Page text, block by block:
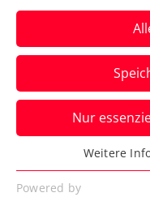
News filtern
Nur
Essenziell
Essenzielle Cookies
Weitere
Powered by